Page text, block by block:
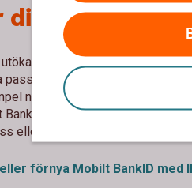
digitala ID-
våra kontroller för att
eller nationella ID-kort.
när du inte kan komma in på
BankID och för vissa
eller nationellt ID-kort och din
förnya Mobilt BankID med